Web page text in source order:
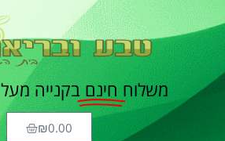
משלוח חינם בקנייה מעל 400 ש"ח
₪0.00